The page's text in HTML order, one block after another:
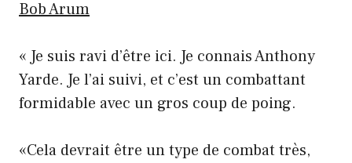
Bob Arum
« Je suis ravi d’être ici. Je connais Anthony
Yarde. Je l’ai suivi, et c’est un combattant
formidable avec un gros coup de poing.
«Cela devrait être un type de combat très,